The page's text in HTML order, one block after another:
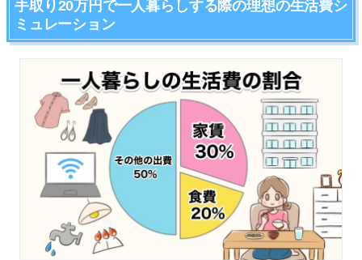
手取り20万円で一人暮らしする際の理想の生活費シ
ミュレーション